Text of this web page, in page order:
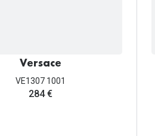
Versace
VE1307 1001
284 €